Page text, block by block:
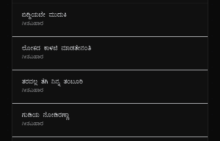
ಬಿದ್ದಿಯಬೇ ಮುದುಕಿ
ಗೀತವಿಹಾರ
ಲೋಕದ ಕಾಳಜಿ ಮಾಡತೇನಂತಿ
ಗೀತವಿಹಾರ
ತರವಲ್ಲ ತೆಗಿ ನಿನ್ನ ತಂಬೂರಿ
ಗೀತವಿಹಾರ
ಗುಡಿಯ ನೋಡಿರಣ್ಣಾ
ಗೀತವಿಹಾರ